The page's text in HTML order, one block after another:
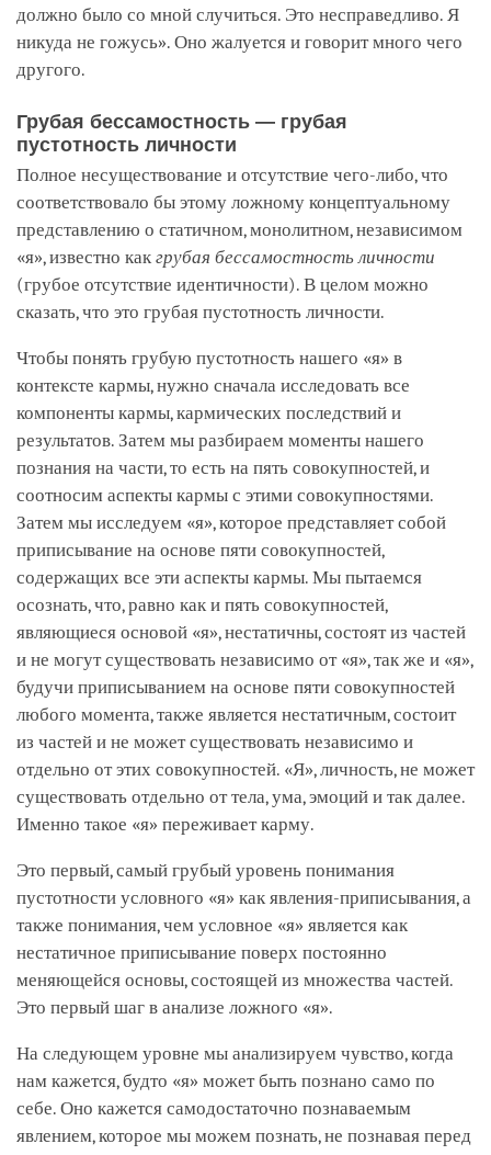
должно было со мной случиться. Это несправедливо. Я
никуда не гожусь». Оно жалуется и говорит много чего
другого.
Грубая бессамостность — грубая
пустотность личности
Полное несуществование и отсутствие чего-либо, что
соответствовало бы этому ложному концептуальному
представлению о статичном, монолитном, независимом
«я», известно как грубая бессамостность личности
(грубое отсутствие идентичности). В целом можно
сказать, что это грубая пустотность личности.
Чтобы понять грубую пустотность нашего «я» в
контексте кармы, нужно сначала исследовать все
компоненты кармы, кармических последствий и
результатов. Затем мы разбираем моменты нашего
познания на части, то есть на пять совокупностей, и
соотносим аспекты кармы с этими совокупностями.
Затем мы исследуем «я», которое представляет собой
приписывание на основе пяти совокупностей,
содержащих все эти аспекты кармы. Мы пытаемся
осознать, что, равно как и пять совокупностей,
являющиеся основой «я», нестатичны, состоят из частей
и не могут существовать независимо от «я», так же и «я»,
будучи приписыванием на основе пяти совокупностей
любого момента, также является нестатичным, состоит
из частей и не может существовать независимо и
отдельно от этих совокупностей. «Я», личность, не может
существовать отдельно от тела, ума, эмоций и так далее.
Именно такое «я» переживает карму.
Это первый, самый грубый уровень понимания
пустотности условного «я» как явления-приписывания, а
также понимания, чем условное «я» является как
нестатичное приписывание поверх постоянно
меняющейся основы, состоящей из множества частей.
Это первый шаг в анализе ложного «я».
На следующем уровне мы анализируем чувство, когда
нам кажется, будто «я» может быть познано само по
себе. Оно кажется самодостаточно познаваемым
явлением, которое мы можем познать, не познавая перед